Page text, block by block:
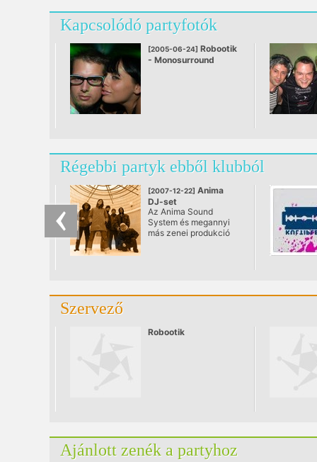
Kapcsolódó partyfotók
[2005-06-24] Robootik
- Monosurround
Régebbi partyk ebből klubból
[2007-12-22] Anima
DJ-set
@ Kultiplex, Budapest
Az Anima Sound
System és megannyi
más zenei produkció
december 22-én,
ingyenes partyn
ledfal-vizuáljával is. A
DJ-páros előtt Tommy
Brutkho melegít.
Szervező
Robootik
Ajánlott zenék a partyhoz